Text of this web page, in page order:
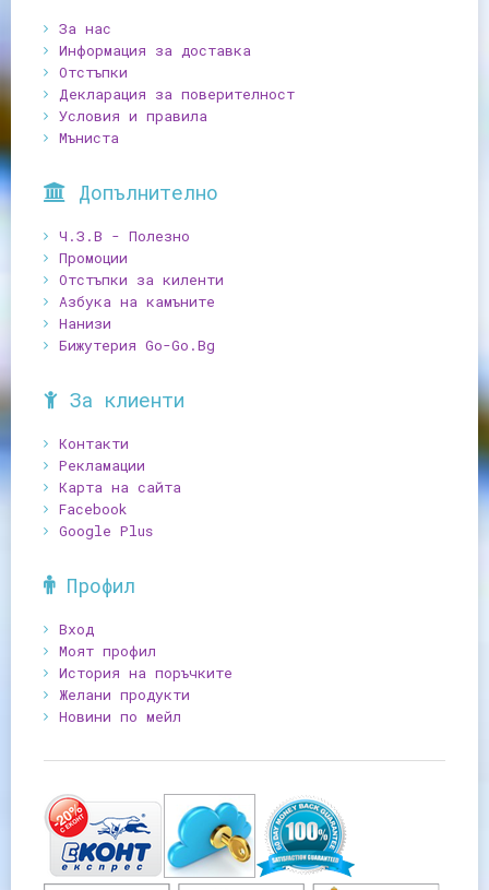
За нас
Информация за доставка
Отстъпки
Декларация за поверителност
Условия и правила
Мъниста
Допълнително
Ч.З.В - Полезно
Промоции
Отстъпки за киленти
Азбука на камъните
Нанизи
Бижутерия Go-Go.Bg
За клиенти
Контакти
Рекламации
Карта на сайта
Facebook
Google Plus
Профил
Вход
Моят профил
История на поръчките
Желани продукти
Новини по мейл